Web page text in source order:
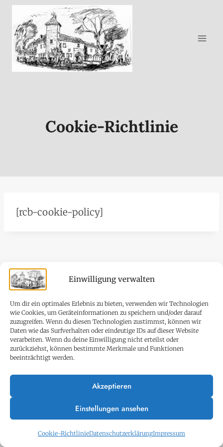
Einwilligung verwalten
Um dir ein optimales Erlebnis zu bieten, verwenden wir Technologien
wie Cookies, um Geräteinformationen zu speichern und/oder darauf
zuzugreifen. Wenn du diesen Technologien zustimmst, können wir
Daten wie das Surfverhalten oder eindeutige IDs auf dieser Website
verarbeiten. Wenn du deine Einwilligung nicht erteilst oder
zurückziehst, können bestimmte Merkmale und Funktionen
beeinträchtigt werden.
Akzeptieren
Einstellungen ansehen
Cookie-RichtlinieDatenschutzerklärungImpressum
Zum
Inhalt
springen
Cookie-Richtlinie
[rcb-cookie-policy]
Impressum
Datenschutzerklärung
Cookie-Richtlinie (EU)
Satzung
Downloads
und Anrainer e.V. Letzte Änderung: